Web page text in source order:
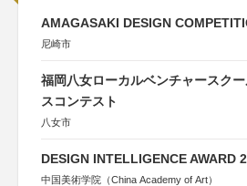
AMAGASAKI DESIGN
尼崎市
福岡八女ローカルベンチャースク
スコンテスト
八女市
DESIGN INTELLIGENCE AWARD
中国美術学院（China Academy of Art）